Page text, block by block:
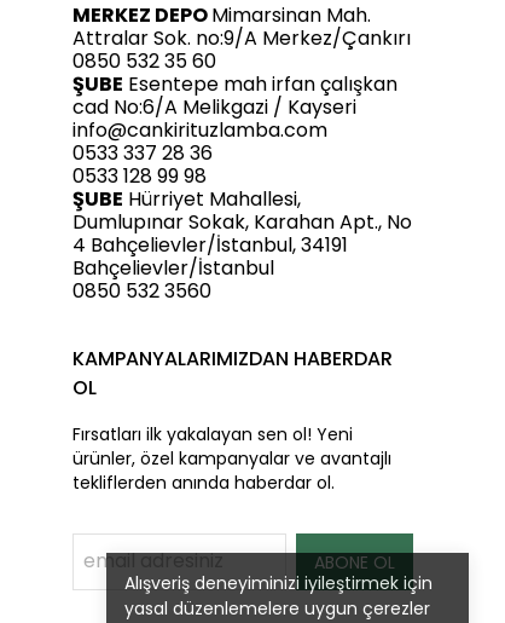
Alışveriş deneyiminizi iyileştirmek için
yasal düzenlemelere uygun çerezler
MERKEZ DEPOMimarsinan Mah.
Attralar Sok. no:9/A Merkez/Çankırı
0850 532 35 60
ŞUBE Esentepe mah irfan çalışkan
cad No:6/A Melikgazi / Kayseri
info@cankirituzlamba.com
0533 337 28 36
0533 128 99 98
ŞUBE Hürriyet Mahallesi,
Dumlupınar Sokak, Karahan Apt., No
4 Bahçelievler/İstanbul, 34191
Bahçelievler/İstanbul
0850 532 3560
KAMPANYALARIMIZDAN HABERDAR
OL
Fırsatları ilk yakalayan sen ol! Yeni
ürünler, özel kampanyalar ve avantajlı
tekliflerden anında haberdar ol.
ABONE OL